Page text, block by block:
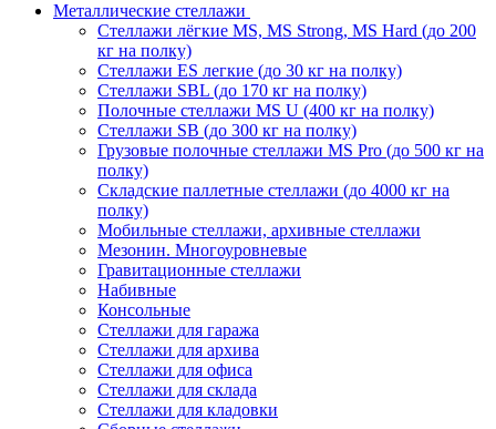
Металлические стеллажи
Стеллажи лёгкие MS, MS Strong, MS Hard (до 200
кг на полку)
Стеллажи ES легкие (до 30 кг на полку)
Стеллажи SBL (до 170 кг на полку)
Полочные стеллажи MS U (400 кг на полку)
Стеллажи SB (до 300 кг на полку)
Грузовые полочные стеллажи MS Pro (до 500 кг на
полку)
Складские паллетные стеллажи (до 4000 кг на
полку)
Мобильные стеллажи, архивные стеллажи
Мезонин. Многоуровневые
Гравитационные стеллажи
Набивные
Консольные
Стеллажи для гаража
Стеллажи для архива
Стеллажи для офиса
Стеллажи для склада
Стеллажи для кладовки